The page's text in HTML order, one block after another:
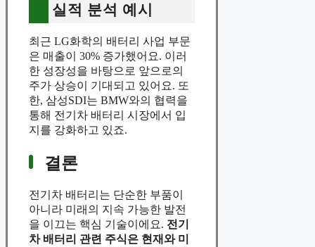
실적 분석 예시
최근 LG화학의 배터리 사업 부문
은 매출이 30% 증가했어요. 이러
한 성장성을 바탕으로 앞으로의
주가 상승이 기대되고 있어요. 또
한, 삼성SDI는 BMW와의 협력을
통해 전기차 배터리 시장에서 입
지를 강화하고 있죠.
결론
전기차 배터리는 단순한 부품이
아니라 미래의 지속 가능한 발전
을 이끄는 핵심 기술이에요. 전기
차 배터리 관련 주식은 현재와 미